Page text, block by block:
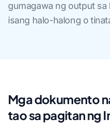
gumagawa ng output
isang halo-halong o
Mga dokumento
tao sa pagitan ng